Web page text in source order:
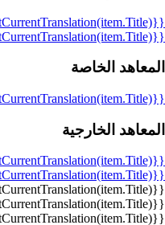
{{mmc.getCurrentTranslation(item.Title)}}
{{mmc.getCurrentTranslation(item.Title)}}
المعاهد الخاصة
{{mmc.getCurrentTranslation(item.Title)}}
المعاهد الخارجية
{{mmc.getCurrentTranslation(item.Title)}}
{{mmc.getCurrentTranslation(item.Title)}}
{{mmc.getCurrentTranslation(item.Title)}}
{{mmc.getCurrentTranslation(item.Title)}}
{{mmc.getCurrentTranslation(item.Title)}}